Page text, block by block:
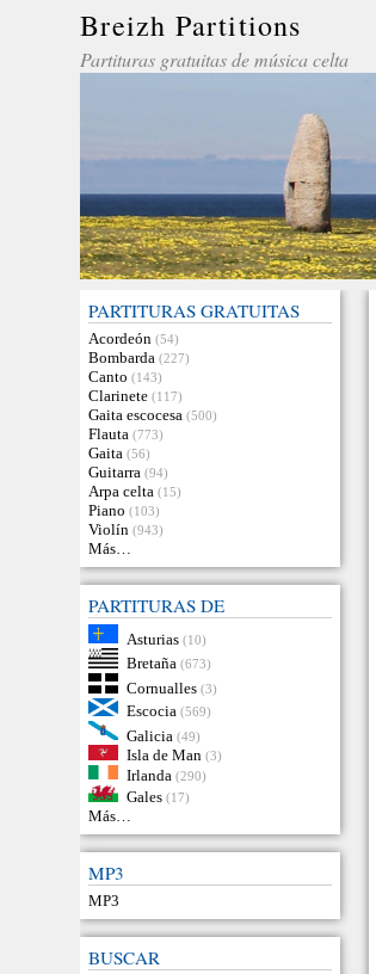
Breizh Partitions
Partituras gratuitas de música celta
PARTITURAS GRATUITAS
Acordeón (54)
Bombarda (227)
Canto (143)
Clarinete (117)
Gaita escocesa (500)
Flauta (773)
Gaita (56)
Guitarra (94)
Arpa celta (15)
Piano (103)
Violín (943)
Más…
PARTITURAS DE
Asturias (10)
Bretaña (673)
Cornualles (3)
Escocia (569)
Galicia (49)
Isla de Man (3)
Irlanda (290)
Gales (17)
Más…
MP3
MP3
BUSCAR